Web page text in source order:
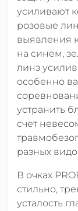
усиливают
розовые
выявления
на синем,
линз
особенно
устранить
счет
разных
В очках
стильно,
усталость